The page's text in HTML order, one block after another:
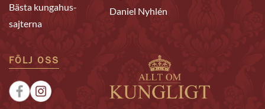
Bästa kungahus-
sajterna
Daniel Nyhlén
FÖLJ OSS